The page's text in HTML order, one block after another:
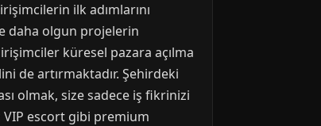
ilk adımlarını
daha olgun projelerin
küresel pazara açılma
de artırmaktadır. Şehirdeki
olmak, size sadece iş fikrinizi
VIP escort gibi premium